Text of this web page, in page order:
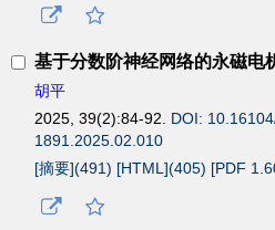
基于分数阶神经网络的永磁电
胡平
2025, 39(2):84-92. DOI:
1891.2025.02.010
[摘要](491) [HTML](405) [PDF